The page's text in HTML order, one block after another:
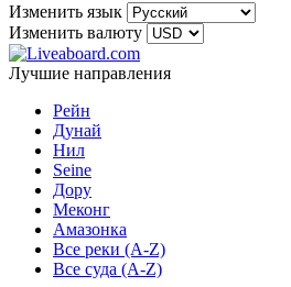
Изменить язык
Изменить валюту
Лучшие направления
Рейн
Дунай
Нил
Seine
Дору
Меконг
Амазонка
Все реки (A-Z)
Все суда (A-Z)